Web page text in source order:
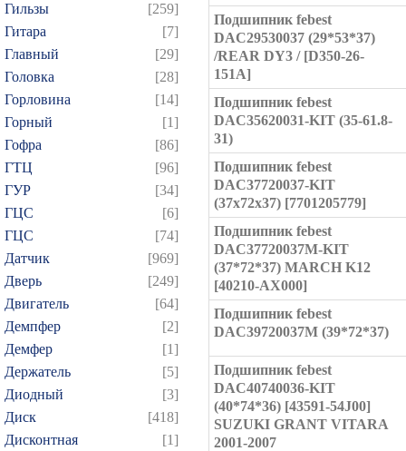
Гильзы
[259]
Гитара
[7]
Главный
[29]
Головка
[28]
Горловина
[14]
Горный
[1]
Гофра
[86]
ГТЦ
[96]
ГУР
[34]
ГЦC
[6]
ГЦС
[74]
Датчик
[969]
Дверь
[249]
Двигатель
[64]
Демпфер
[2]
Демфер
[1]
Держатель
[5]
Диодный
[3]
Диск
[418]
Дисконтная
[1]
Подшипник febest
DAC29530037 (29*53*37)
/REAR DY3 / [D350-26-
151A]
Подшипник febest
DAC35620031-KIT (35-61.8-
31)
Подшипник febest
DAC37720037-KIT
(37x72x37) [7701205779]
Подшипник febest
DAC37720037M-KIT
(37*72*37) MARCH K12
[40210-AX000]
Подшипник febest
DAC39720037M (39*72*37)
Подшипник febest
DAC40740036-KIT
(40*74*36) [43591-54J00]
SUZUKI GRANT VITARA
2001-2007